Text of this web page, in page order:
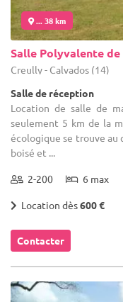
... 38 km
Salle Polyvalente
Creully - Calvados (14)
Salle de réception
Location de salle de
seulement 5 km de la
écologique se trouve au
boisé et ...
2-200 6 max
Location dès600 €
Contacter